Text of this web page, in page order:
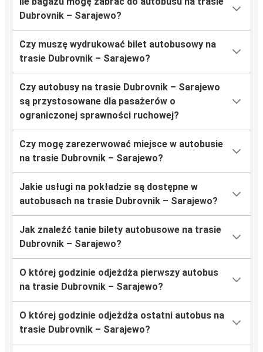
Dubrovnik – Sarajewo?
Czy muszę wydrukować bilet autobusowy na
trasie Dubrovnik – Sarajewo?
Czy autobusy na trasie Dubrovnik – Sarajewo
są przystosowane dla pasażerów o
ograniczonej sprawności ruchowej?
Czy mogę zarezerwować miejsce w autobusie
na trasie Dubrovnik – Sarajewo?
Jakie usługi na pokładzie są dostępne w
autobusach na trasie Dubrovnik – Sarajewo?
Jak znaleźć tanie bilety autobusowe na trasie
Dubrovnik – Sarajewo?
O której godzinie odjeżdża pierwszy autobus
na trasie Dubrovnik – Sarajewo?
O której godzinie odjeżdża ostatni autobus na
trasie Dubrovnik – Sarajewo?